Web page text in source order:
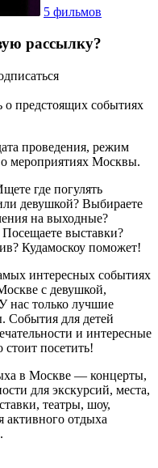
5 фильмов
рассылку?
о предстоящих событиях
проведения, режим
мероприятиях Москвы.
где погулять
девушкой? Выбираете
на выходные?
выставки?
Кудамоскоу поможет!
интересных событиях
с девушкой,
нас только лучшие
События для детей
и интересные
посетить!
в Москве — концерты,
для экскурсий, места,
театры, шоу,
активного отдыха